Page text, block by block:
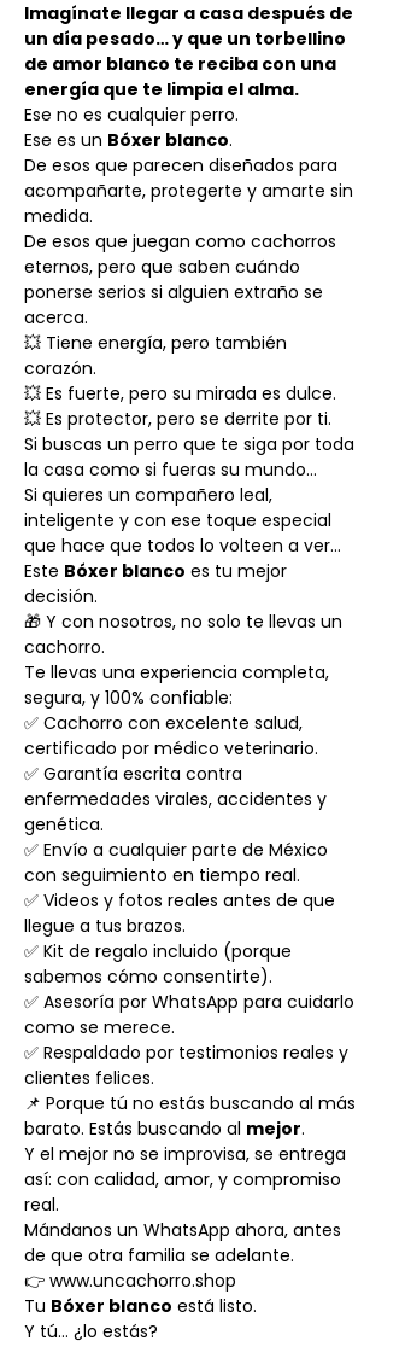
Imagínate llegar a casa después de
un día pesado… y que un torbellino
de amor blanco te reciba con una
energía que te limpia el alma.
Ese no es cualquier perro.
Ese es un Bóxer blanco.
De esos que parecen diseñados para
acompañarte, protegerte y amarte sin
medida.
De esos que juegan como cachorros
eternos, pero que saben cuándo
ponerse serios si alguien extraño se
acerca.
💥 Tiene energía, pero también
corazón.
💥 Es fuerte, pero su mirada es dulce.
💥 Es protector, pero se derrite por ti.
Si buscas un perro que te siga por toda
la casa como si fueras su mundo…
Si quieres un compañero leal,
inteligente y con ese toque especial
que hace que todos lo volteen a ver…
Este Bóxer blanco es tu mejor
decisión.
🎁 Y con nosotros, no solo te llevas un
cachorro.
Te llevas una experiencia completa,
segura, y 100% confiable:
✅ Cachorro con excelente salud,
certificado por médico veterinario.
✅ Garantía escrita contra
enfermedades virales, accidentes y
genética.
✅ Envío a cualquier parte de México
con seguimiento en tiempo real.
✅ Videos y fotos reales antes de que
llegue a tus brazos.
✅ Kit de regalo incluido (porque
sabemos cómo consentirte).
✅ Asesoría por WhatsApp para cuidarlo
como se merece.
✅ Respaldado por testimonios reales y
clientes felices.
📌 Porque tú no estás buscando al más
barato. Estás buscando al mejor.
Y el mejor no se improvisa, se entrega
así: con calidad, amor, y compromiso
real.
Mándanos un WhatsApp ahora, antes
de que otra familia se adelante.
👉 www.uncachorro.shop
Tu Bóxer blanco está listo.
Y tú… ¿lo estás?